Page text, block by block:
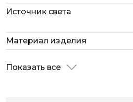
Источник света
Материал изделия
Показать все